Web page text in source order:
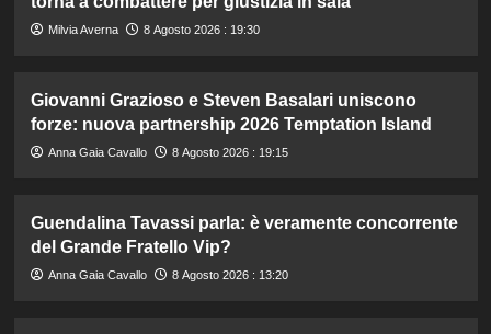
Milvia Averna 8 Agosto 2026 : 19:30
Giovanni Grazioso e Steven Basalari uniscono
forze: nuova partnership 2026 Temptation Island
Anna Gaia Cavallo 8 Agosto 2026 : 19:15
Guendalina Tavassi parla: è veramente concorrente
del Grande Fratello Vip?
Anna Gaia Cavallo 8 Agosto 2026 : 13:20